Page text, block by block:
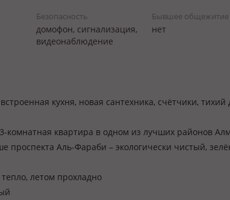
Безопасность
домофон, сигнализация,
видеонаблюдение
Бывшее общежитие
нет
кухня, новая сантехника, счётчики, тихий
комнатная квартира в одном из лучших районов
проспекта Аль-Фараби – экологически чистый,
летом прохладно